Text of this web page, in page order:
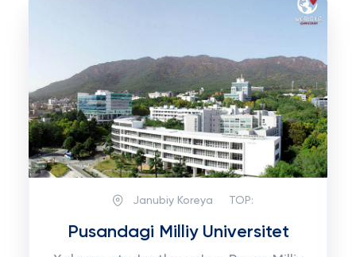
Janubiy Koreya TOP:
Pusandagi Milliy Universitet